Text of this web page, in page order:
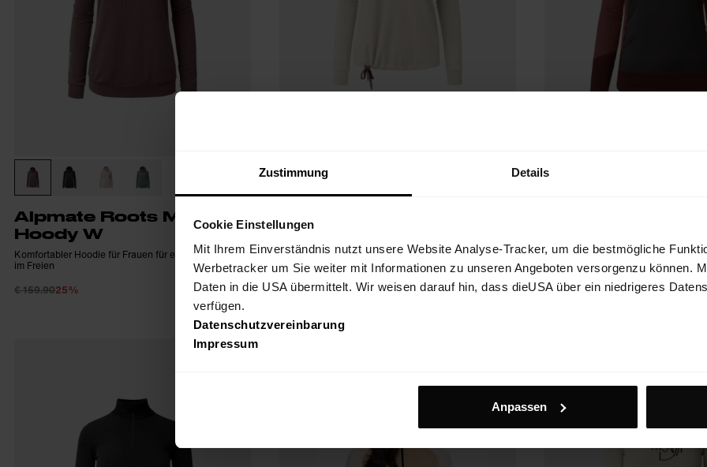
Zustimmung Details
Cookie Einstellungen
Mit Ihrem Einverständnis nutzt unsere Website Analyse-Tracker, um die bestmögliche
Werbetracker um Sie weiter mit Informationen zu unseren Angeboten versorgenzu können.
Daten in die USA übermittelt. Wir weisen darauf hin, dass dieUSA über ein niedrigeres
verfügen.
Datenschutzvereinbarung
Impressum
Anpassen
Alpmate Roots ML
Hoody W
Komfortabler Hoodie für Frauen für entspannte Tage
im Freien
€ 159.9025% € 119.93
Crew Neck W
Lässiger Damen-Sweater mit verstellbarer
Saumkordel für Reisen, City und Freizeit
€ 129.9025% € 97.43
Flauschiger Damen-Hoodie mit
winddichtem Frontbesatz für
€ 179.9025%